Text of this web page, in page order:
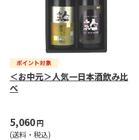
＜お中元＞人気一日本酒飲み比
べ
5,060円
(送料・税込)